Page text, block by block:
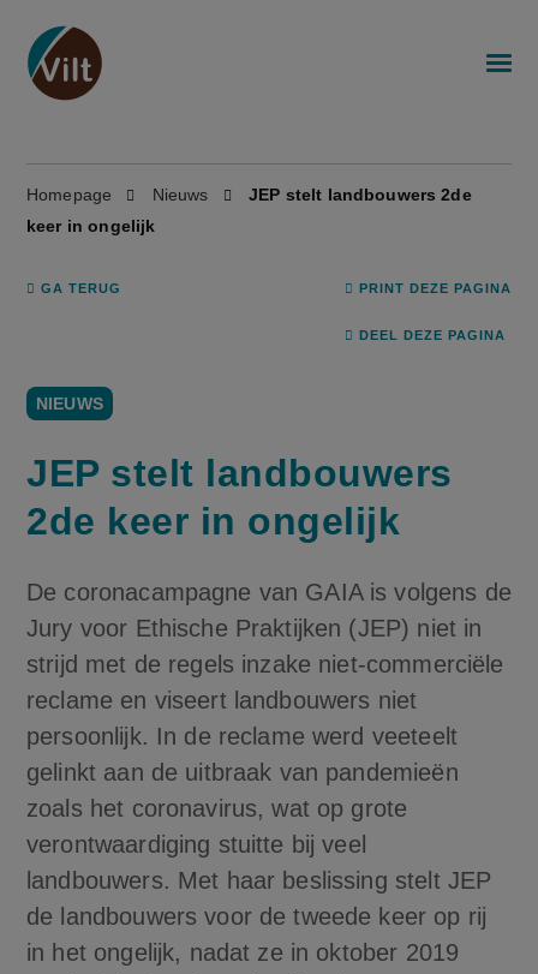
Homepage Nieuws
JEP stelt landbouwers 2de
keer in ongelijk
GA TERUG PRINT DEZE PAGINA
DEEL DEZE PAGINA
NIEUWS
JEP stelt landbouwers
2de keer in ongelijk
De coronacampagne van GAIA is volgens de
Jury voor Ethische Praktijken (JEP) niet in
strijd met de regels inzake niet-commerciële
reclame en viseert landbouwers niet
persoonlijk. In de reclame werd veeteelt
gelinkt aan de uitbraak van pandemieën
zoals het coronavirus, wat op grote
verontwaardiging stuitte bij veel
landbouwers. Met haar beslissing stelt JEP
de landbouwers voor de tweede keer op rij
in het ongelijk, nadat ze in oktober 2019